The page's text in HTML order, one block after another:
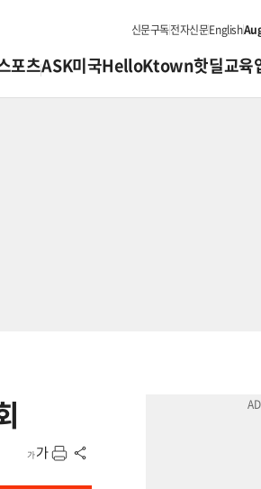
신문구독전자신문English
포츠ASK미국HelloKtown핫딜교육